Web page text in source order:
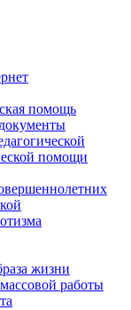
помощь
помощи
жизни
работы